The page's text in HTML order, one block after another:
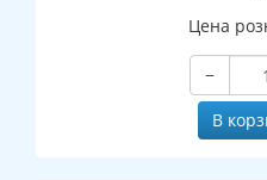
Цена
−
В